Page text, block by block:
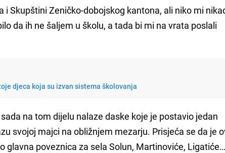
i Skupštini Zeničko-dobojskog kantona, ali niko mi
da ih ne šaljem u školu, a tada bi mi na vrata poslali
djeca koja su izvan sistema školovanja
na tom dijelu nalaze daske koje je postavio jedan
svojoj majci na obližnjem mezarju. Prisjeća se da je
poveznica za sela Solun, Martinoviće,